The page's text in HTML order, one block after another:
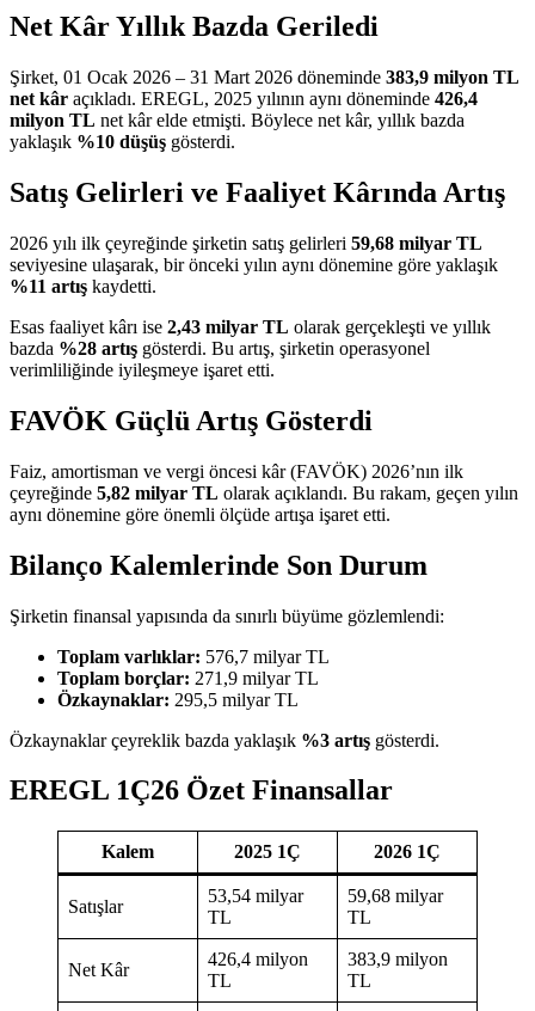
Net Kâr Yıllık Bazda Geriledi
Şirket, 01 Ocak 2026 – 31 Mart 2026 döneminde 383,9 milyon TL
net kâr açıkladı. EREGL, 2025 yılının aynı döneminde 426,4
milyon TL net kâr elde etmişti. Böylece net kâr, yıllık bazda
yaklaşık %10 düşüş gösterdi.
Satış Gelirleri ve Faaliyet Kârında Artış
2026 yılı ilk çeyreğinde şirketin satış gelirleri 59,68 milyar TL
seviyesine ulaşarak, bir önceki yılın aynı dönemine göre yaklaşık
%11 artış kaydetti.
Esas faaliyet kârı ise 2,43 milyar TL olarak gerçekleşti ve yıllık
bazda %28 artış gösterdi. Bu artış, şirketin operasyonel
verimliliğinde iyileşmeye işaret etti.
FAVÖK Güçlü Artış Gösterdi
Faiz, amortisman ve vergi öncesi kâr (FAVÖK) 2026’nın ilk
çeyreğinde 5,82 milyar TL olarak açıklandı. Bu rakam, geçen yılın
aynı dönemine göre önemli ölçüde artışa işaret etti.
Bilanço Kalemlerinde Son Durum
Şirketin finansal yapısında da sınırlı büyüme gözlemlendi:
Toplam varlıklar: 576,7 milyar TL
Toplam borçlar: 271,9 milyar TL
Özkaynaklar: 295,5 milyar TL
Özkaynaklar çeyreklik bazda yaklaşık %3 artış gösterdi.
EREGL 1Ç26 Özet Finansallar
Kalem 2025 1Ç 2026 1Ç
Satışlar
53,54 milyar
TL
59,68 milyar
TL
Net Kâr
426,4 milyon
TL
383,9 milyon
TL